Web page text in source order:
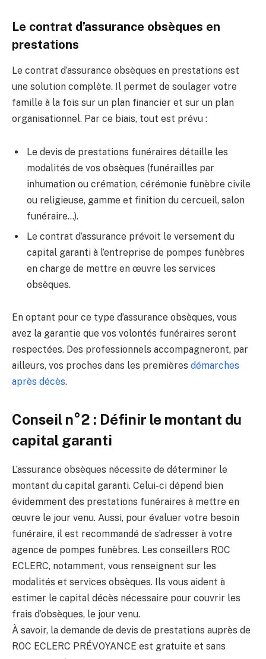
Le contrat d’assurance obsèques en
prestations
Le contrat d’assurance obsèques en prestations est
une solution complète. Il permet de soulager votre
famille à la fois sur un plan financier et sur un plan
organisationnel. Par ce biais, tout est prévu :
Le devis de prestations funéraires détaille les
modalités de vos obsèques (funérailles par
inhumation ou crémation, cérémonie funèbre civile
ou religieuse, gamme et finition du cercueil, salon
funéraire…).
Le contrat d’assurance prévoit le versement du
capital garanti à l’entreprise de pompes funèbres
en charge de mettre en œuvre les services
obsèques.
En optant pour ce type d’assurance obsèques, vous
avez la garantie que vos volontés funéraires seront
respectées. Des professionnels accompagneront, par
ailleurs, vos proches dans les premières démarches
après décès.
Conseil n°2 : Définir le montant du
capital garanti
L’assurance obsèques nécessite de déterminer le
montant du capital garanti. Celui-ci dépend bien
évidemment des prestations funéraires à mettre en
œuvre le jour venu. Aussi, pour évaluer votre besoin
funéraire, il est recommandé de s’adresser à votre
agence de pompes funèbres. Les conseillers ROC
ECLERC, notamment, vous renseignent sur les
modalités et services obsèques. Ils vous aident à
estimer le capital décès nécessaire pour couvrir les
frais d’obsèques, le jour venu.
À savoir, la demande de devis de prestations auprès de
ROC ECLERC PRÉVOYANCE est gratuite et sans